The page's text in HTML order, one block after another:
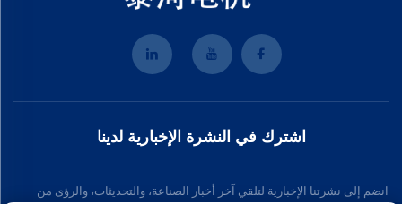
اشترك في النشرة الإخبارية لدينا
انضم إلى نشرتنا الإخبارية لتلقي آخر أخبار الصناعة، والتحديثات، والرؤى من